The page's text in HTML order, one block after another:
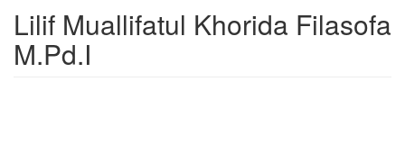
Lilif Muallifatul Khorida Filasofa
M.Pd.I